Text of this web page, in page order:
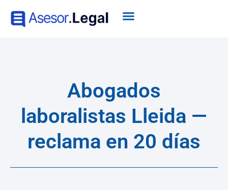
Abogados
laboralistas Lleida —
reclama en 20 días